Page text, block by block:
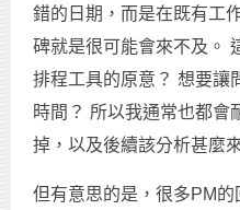
錯的日期，而是在既有工
碑就是很可能會來不及。
排程工具的原意？ 想要讓
時間？ 所以我通常也都會
掉，以及後續該分析甚麼
但有意思的是，很多PM